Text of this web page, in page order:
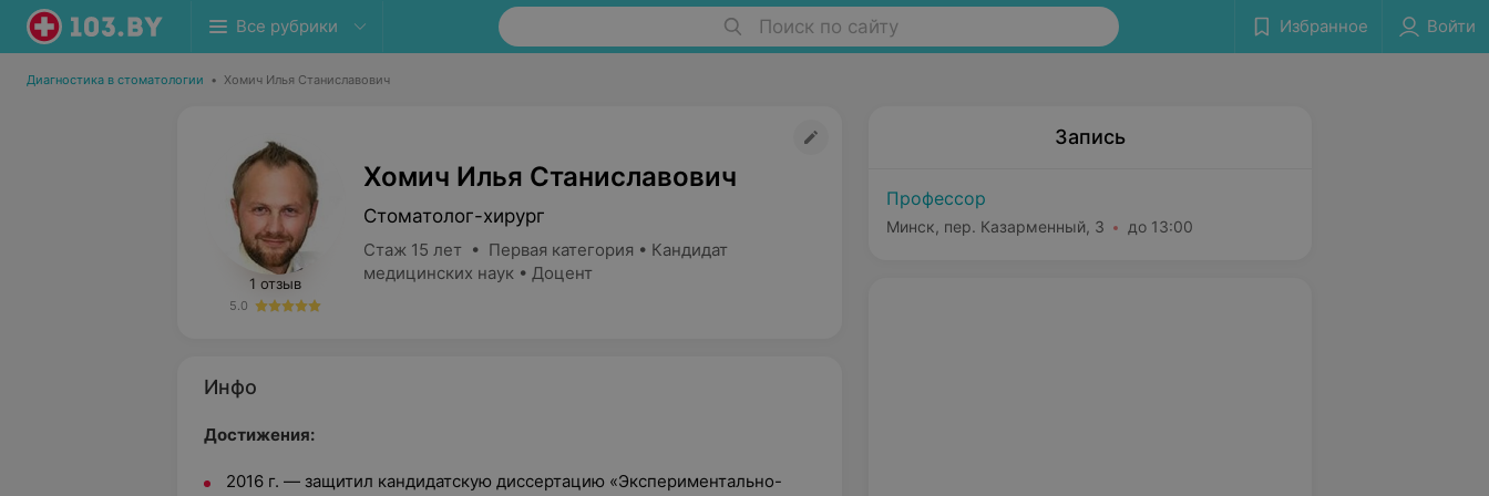
Все рубрики Поиск по сайту Избранное Войти
Диагностика в стоматологии • Хомич Илья Станиславович
1 отзыв
5.0
Хомич Илья Станиславович
Стоматолог-хирург
Стаж 15 лет • Первая категория • Кандидат
медицинских наук • Доцент
Инфо
Достижения:
2016 г. — защитил кандидатскую диссертацию «Экспериментально-
Запись
Профессор
Минск, пер. Казарменный, 3 до 13:00